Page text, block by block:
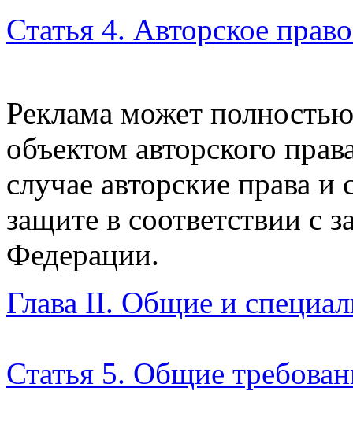
Статья 4. Авторское
Реклама может
объектом авторского
случае авторские права
защите в соответствии с
Федерации.
Глава II. Общие и
Статья 5. Общие